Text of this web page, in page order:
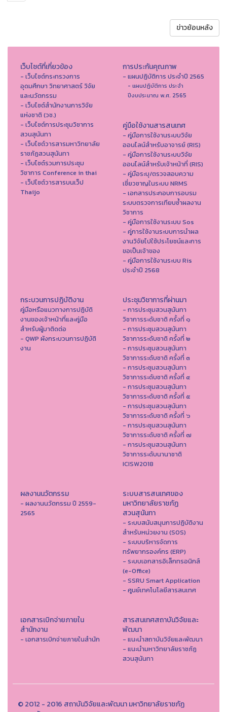
ข่าวย้อนหลัง
เว็บไซต์ที่เกี่ยวข้อง
- เว็บไซต์กระทรวงการ
อุดมศึกษา วิทยาศาสตร์ วิจัย
และนวัตกรรม
- เว็บไซต์สำนักงานการวิจัย
แห่งชาติ (วช.)
- เว็บไซต์การประชุมวิชาการ
สวนสุนันทา
- เว็บไซต์วารสารมหาวิทยาลัย
ราชภัฏสวนสุนันทา
- เว็บไซต์รวมการประชุม
วิชาการ Conference in thai
- เว็ปไซต์วารสารบนเว็ป
Thaijo
การประกันคุณภาพ
- แผนปฏิบัติการ ประจำปี 2565
- แผนปฏิบัติการ ประจำ
ปีงบประมาณ พ.ศ. 2565
คู่มือใช้งานสารสนเทศ
- คู่มือการใช้งานระบบวิจัย
ออนไลน์สำหรับอาจารย์ (RIS)
- คู่มือการใช้งานระบบวิจัย
ออนไลน์สำหรับเจ้าหน้าที่ (RIS)
- คู่มือระบุ/ตรวจสอบความ
เชี่ยวชาญในระบบ NRMS
- เอกสารประกอบการอบรม
ระบบตรวจการเทียบซ้ำผลงาน
วิชาการ
- คู่มือการใช้งานระบบ Sos
- คู่การใช้งานระบบการนำผล
งานวิจัยไปใช้ประโยชน์และการ
ขอเป็นเจ้าของ
- คู่มือการใช้งานระบบ Ris
ประจำปี 2568
กระบวนการปฏิบัติงาน
คู่มือหรือแนวทางการปฏิบัติ
งานของเจ้าหน้าที่และคู่มือ
สำหรับผู้มาติดต่อ
- QWP ผังกระบวนการปฏิบัติ
งาน
ประชุมวิชาการที่ผ่านมา
- การประชุมสวนสุนันทา
วิชาการระดับชาติ ครั้งที่ ๑
- การประชุมสวนสุนันทา
วิชาการระดับชาติ ครั้งที่ ๒
- การประชุมสวนสุนันทา
วิชาการระดับชาติ ครั้งที่ ๓
- การประชุมสวนสุนันทา
วิชาการระดับชาติ ครั้งที่ ๔
- การประชุมสวนสุนันทา
วิชาการระดับชาติ ครั้งที่ ๕
- การประชุมสวนสุนันทา
วิชาการระดับชาติ ครั้งที่ ๖
- การประชุมสวนสุนันทา
วิชาการระดับชาติ ครั้งที่ ๗
- การประชุมสวนสุนันทา
วิชาการระดับนานาชาติ
ICISW2018
ผลงานนวัตกรรม
- ผลงานนวัตกรรม ปี 2559-
2565
ระบบสารสนเทศของ
มหาวิทยาลัยราชภัฏ
สวนสุนันทา
- ระบบสนับสนุนการปฏิบัติงาน
สำหรับหน่วยงาน (SOS)
- ระบบบริหารจัดการ
ทรัพยากรองค์กร (ERP)
- ระบบเอกสารอิเล็กทรอนิกส์
(e-Office)
- SSRU Smart Application
- ศูนย์เทคโนโลยีสารสนเทศ
เอกสารเบิกจ่ายภายใน
สำนักงาน
- เอกสารเบิกจ่ายภายในสำนัก
สารสนเทศสถาบันวิจัยและ
พัฒนา
- แนะนำสถาบันวิจัยและพัฒนา
- แนะนำมหาวิทยาลัยราชภัฏ
สวนสุนันทา
© 2012 - 2016 สถาบันวิจัยและพัฒนา มหาวิทยาลัยราชภัฏ